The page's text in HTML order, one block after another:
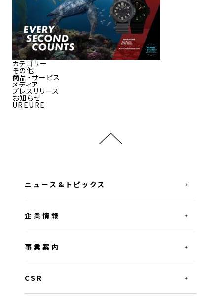
カテゴリー
その他
商品・サービス
メディア
プレスリリース
お知らせ
UREURE
ニュース&トピックス
企業情報
事業案内
CSR